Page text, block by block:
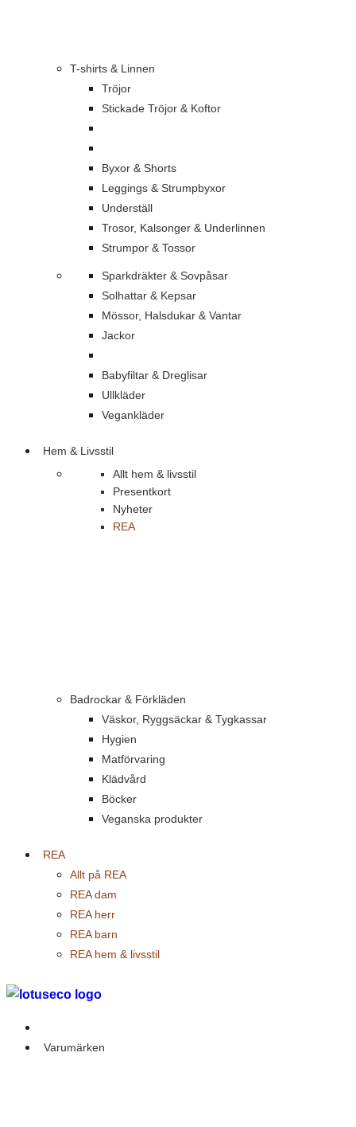
T-shirts & Linnen
Tröjor
Stickade Tröjor & Koftor
Byxor & Shorts
Leggings & Strumpbyxor
Underställ
Trosor, Kalsonger & Underlinnen
Strumpor & Tossor
Sparkdräkter & Sovpåsar
Solhattar & Kepsar
Mössor, Halsdukar & Vantar
Jackor
Babyfiltar & Dreglisar
Ullkläder
Vegankläder
Hem & Livsstil
Allt hem & livsstil
Presentkort
Nyheter
REA
Badrockar & Förkläden
Väskor, Ryggsäckar & Tygkassar
Hygien
Matförvaring
Klädvård
Böcker
Veganska produkter
REA
Allt på REA
REA dam
REA herr
REA barn
REA hem & livsstil
Varumärken